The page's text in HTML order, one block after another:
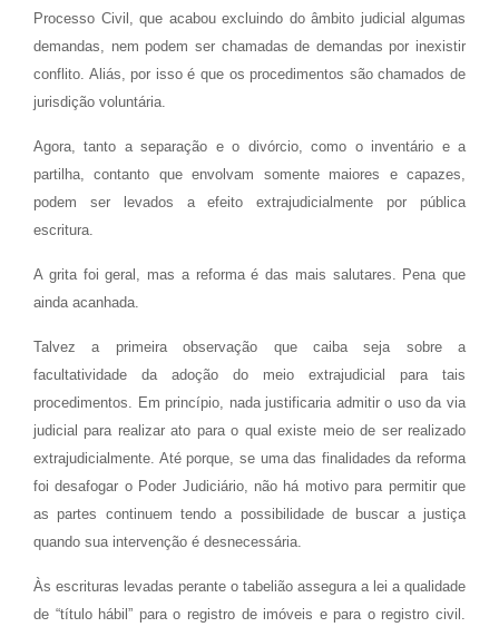
Processo Civil, que acabou excluindo do âmbito judicial algumas
demandas, nem podem ser chamadas de demandas por inexistir
conflito. Aliás, por isso é que os procedimentos são chamados de
jurisdição voluntária.
Agora, tanto a separação e o divórcio, como o inventário e a
partilha, contanto que envolvam somente maiores e capazes,
podem ser levados a efeito extrajudicialmente por pública
escritura.
A grita foi geral, mas a reforma é das mais salutares. Pena que
ainda acanhada.
Talvez a primeira observação que caiba seja sobre a
facultatividade da adoção do meio extrajudicial para tais
procedimentos. Em princípio, nada justificaria admitir o uso da via
judicial para realizar ato para o qual existe meio de ser realizado
extrajudicialmente. Até porque, se uma das finalidades da reforma
foi desafogar o Poder Judiciário, não há motivo para permitir que
as partes continuem tendo a possibilidade de buscar a justiça
quando sua intervenção é desnecessária.
Às escrituras levadas perante o tabelião assegura a lei a qualidade
de “título hábil” para o registro de imóveis e para o registro civil.